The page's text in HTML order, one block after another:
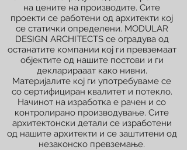
на цените на производите. Сите
проекти се работени од архитекти кој
се статички определени. MODULAR
DESIGN ARCHITECTS се оградува од
останатите компании кој ги превземаат
објектите од нашите постови и ги
декларирааат како нивни.
Материјалите кој ги употребуваме се
со сертифициран квалитет и потекло.
Начинот на изработка е рачен и со
контролирано производување. Сите
архитектонски детали се изработени
од нашите архитекти и се заштитени од
незаконско превземање.